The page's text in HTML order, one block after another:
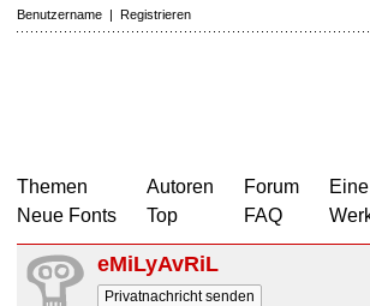
Benutzername | Registrieren
Themen
Neue Fonts
Autoren
Top
Forum
FAQ
eMiLyAvRiL
Privatnachricht senden